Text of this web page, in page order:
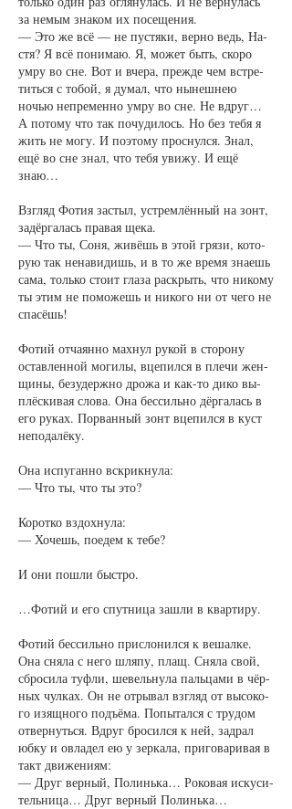
за не­мым зна­ком их по­се­ще­ния.
— Это же всё — не пус­тя­ки, вер­но ведь, На­
стя? Я всё по­ни­маю. Я, мо­жет быть, ско­ро
умру во сне. Вот и вче­ра, преж­де чем встре­
тить­ся с то­бой, я ду­мал, что ны­неш­нею
ночью не­пре­мен­но умру во сне. Не вдруг…
А по­то­му что так по­чу­ди­лось. Но без те­бя я
жить не мо­гу. И по­это­му про­снул­ся. Знал,
ещё во сне знал, что те­бя уви­жу. И ещё
знаю…
Взгляд Фо­тия за­стыл, устрем­лён­ный на зонт,
за­дёр­га­лась пра­вая ще­ка.
— Что ты, Со­ня, жи­вёшь в этой гря­зи, ко­то­
рую так не­на­ви­дишь, и в то же вре­мя зна­ешь
са­ма, толь­ко сто­ит гла­за рас­крыть, что ни­ко­му
ты этим не по­мо­жешь и ни­ко­го ни от че­го не
спа­сёшь!
Фо­тий от­ча­ян­но мах­нул ру­кой в сто­ро­ну
остав­лен­ной мо­ги­лы, вце­пил­ся в пле­чи жен­
щи­ны, без­удер­ж­но дро­жа и как-то ди­ко вы­
плёс­ки­вая сло­ва. Она бес­силь­но дёр­га­лась в
его ру­ках. По­рван­ный зонт вце­пил­ся в куст
не­по­да­лёку.
Она ис­пу­ган­но вскрик­ну­ла:
— Что ты, что ты это?
Ко­рот­ко вздох­ну­ла:
— Хо­чешь, по­едем к те­бе?
И они по­шли быст­ро.
…Фо­тий и его спут­ни­ца за­шли в квар­ти­ру.
Фо­тий бес­силь­но при­сло­нил­ся к ве­шал­ке.
Она сня­ла с не­го шля­пу, плащ. Сня­ла свой,
сбро­си­ла туф­ли, ше­вельну­ла паль­ца­ми в чёр­
ных чул­ках. Он не от­ры­вал взгляд от вы­со­ко­
го изящ­но­го подъ­ёма. По­пы­тал­ся с тру­дом
отвер­нуть­ся. Вдруг бро­сил­ся к ней, за­драл
юб­ку и овла­дел ею у зер­ка­ла, при­го­ва­ри­вая в
такт дви­же­ни­ям:
— Друг вер­ный, По­линь­ка… Ро­ко­вая ис­ку­си­
тель­ни­ца… Друг вер­ный По­линь­ка…